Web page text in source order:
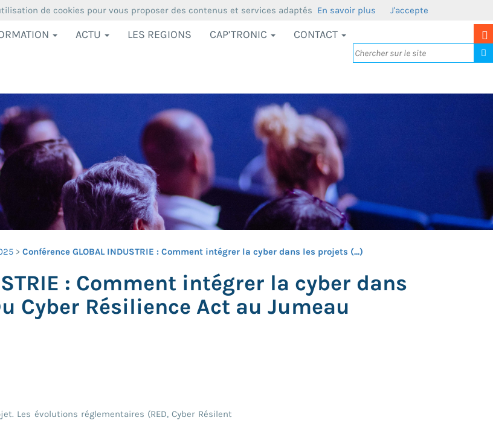
ACTU LES REGIONS CAP’TRONIC CONTACT
Conférence GLOBAL INDUSTRIE : Comment intégrer la cyber dans les projets (...)
: Comment intégrer la cyber dans
Cyber Résilience Act au Jumeau
Les évolutions réglementaires (RED, Cyber Résilent
de cookies pour vous proposer des contenus et services adaptés En savoir plus J'accepte